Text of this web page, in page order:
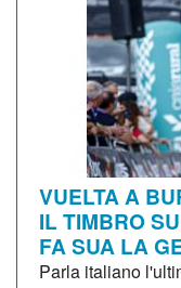
VUELTA A
IL TIMBRO
FA SUA LA
Parla italiano